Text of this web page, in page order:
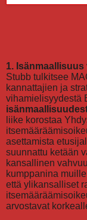
1.
Stubb tulkitsee
kannattajien ja
vihamielisyydestä
liike korostaa
asettamista
suunnattu ketään
kansallinen
kumppanina
että ylikansalliset
arvostavat